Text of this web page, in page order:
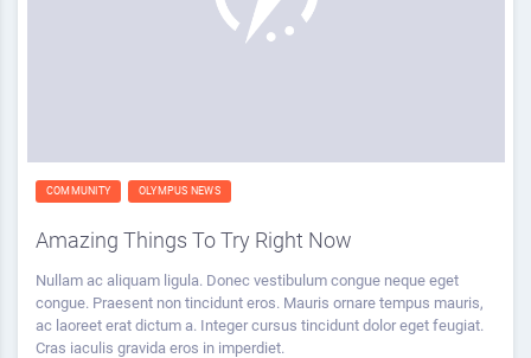
COMMUNITY OLYMPUS NEWS
Amazing Things To Try Right Now
Nullam ac aliquam ligula. Donec vestibulum congue neque eget
congue. Praesent non tincidunt eros. Mauris ornare tempus mauris,
ac laoreet erat dictum a. Integer cursus tincidunt dolor eget feugiat.
Cras iaculis gravida eros in imperdiet.